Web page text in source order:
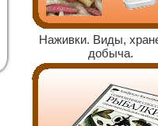
Наживки. Виды,
добыча.